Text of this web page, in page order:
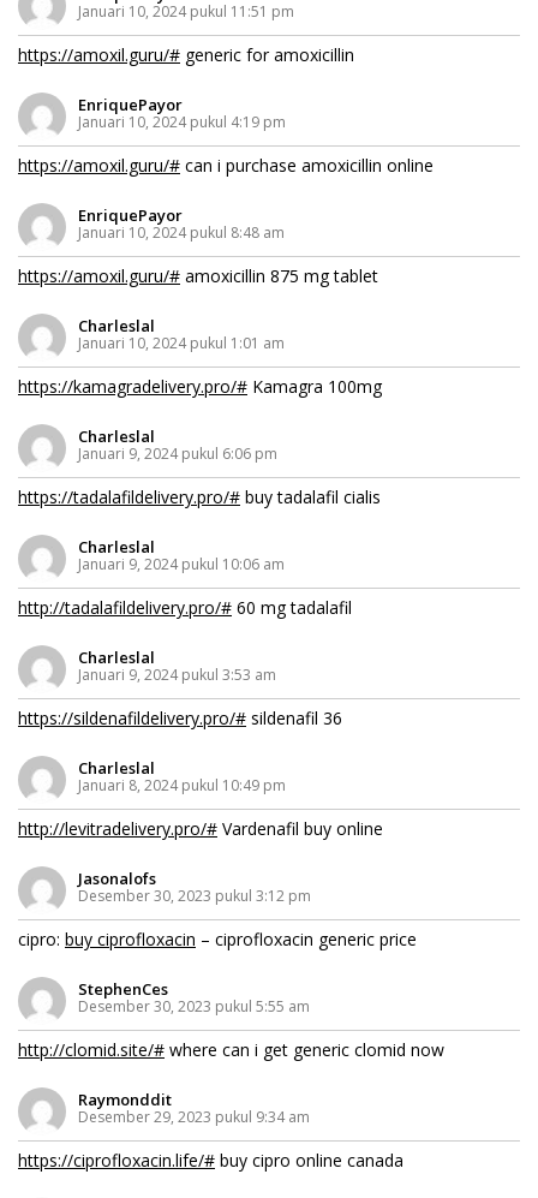
Januari 10, 2024 pukul 11:51 pm
https://amoxil.guru/# generic for amoxicillin
EnriquePayor
Januari 10, 2024 pukul 4:19 pm
https://amoxil.guru/# can i purchase amoxicillin online
EnriquePayor
Januari 10, 2024 pukul 8:48 am
https://amoxil.guru/# amoxicillin 875 mg tablet
Charleslal
Januari 10, 2024 pukul 1:01 am
https://kamagradelivery.pro/# Kamagra 100mg
Charleslal
Januari 9, 2024 pukul 6:06 pm
https://tadalafildelivery.pro/# buy tadalafil cialis
Charleslal
Januari 9, 2024 pukul 10:06 am
http://tadalafildelivery.pro/# 60 mg tadalafil
Charleslal
Januari 9, 2024 pukul 3:53 am
https://sildenafildelivery.pro/# sildenafil 36
Charleslal
Januari 8, 2024 pukul 10:49 pm
http://levitradelivery.pro/# Vardenafil buy online
Jasonalofs
Desember 30, 2023 pukul 3:12 pm
cipro: buy ciprofloxacin – ciprofloxacin generic price
StephenCes
Desember 30, 2023 pukul 5:55 am
http://clomid.site/# where can i get generic clomid now
Raymonddit
Desember 29, 2023 pukul 9:34 am
https://ciprofloxacin.life/# buy cipro online canada